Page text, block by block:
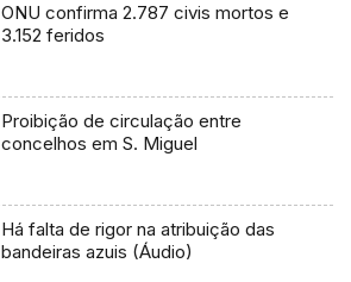
ONU confirma 2.787 civis mortos e
3.152 feridos
Proibição de circulação entre
concelhos em S. Miguel
Há falta de rigor na atribuição das
bandeiras azuis (Áudio)